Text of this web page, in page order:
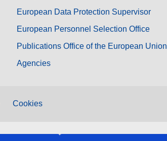
European Data Protection Supervisor
European Personnel Selection Office
Publications Office of the European Union
Agencies
Cookies